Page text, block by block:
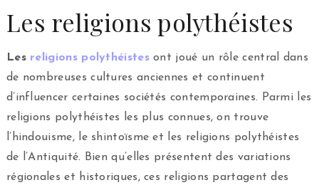
Les religions polythéistes
Les religions polythéistesont joué un rôle central dans
de nombreuses cultures anciennes et continuent
d’influencer certaines sociétés contemporaines. Parmi les
religions polythéistes les plus connues, on trouve
l’hindouisme, le shintoïsme et les religions polythéistes
de l’Antiquité. Bien qu’elles présentent des variations
régionales et historiques, ces religions partagent des